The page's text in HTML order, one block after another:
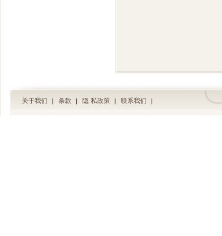
关于我们 条款 隐 私政策 联系我们